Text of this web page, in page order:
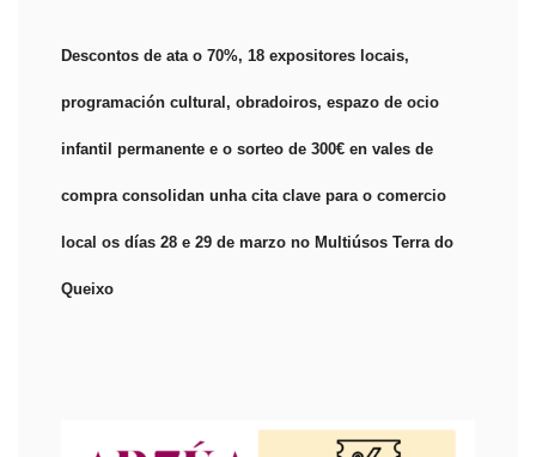
Descontos de ata o 70%, 18 expositores locais,
programación cultural, obradoiros, espazo de ocio
infantil permanente e o sorteo de 300€ en vales de
compra consolidan unha cita clave para o comercio
local os días 28 e 29 de marzo no Multiúsos Terra do
Queixo